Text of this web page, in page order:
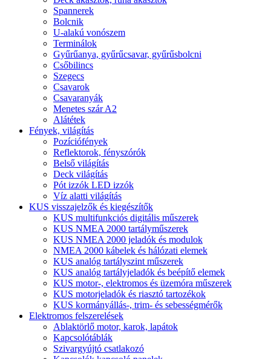
Spannerek
Bolcnik
U-alakú vonószem
Terminálok
Gyűrűanya, gyűrűcsavar, gyűrűsbolcni
Csőbilincs
Szegecs
Csavarok
Csavaranyák
Menetes szár A2
Alátétek
Fények, világítás
Pozíciófények
Reflektorok, fényszórók
Belső világítás
Deck világítás
Pót izzók LED izzók
Víz alatti világítás
KUS visszajelzők és kiegészítők
KUS multifunkciós digitális műszerek
KUS NMEA 2000 tartályműszerek
KUS NMEA 2000 jeladók és modulok
NMEA 2000 kábelek és hálózati elemek
KUS analóg tartályszint műszerek
KUS analóg tartályjeladók és beépítő elemek
KUS motor-, elektromos és üzemóra műszerek
KUS motorjeladók és riasztó tartozékok
KUS kormányállás-, trim- és sebességmérők
Elektromos felszerelések
Ablaktörlő motor, karok, lapátok
Kapcsolótáblák
Szivargyújtó csatlakozó